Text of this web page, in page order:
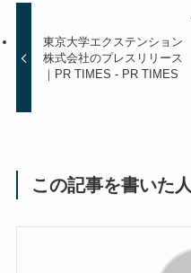
東京大学エクステンション
株式会社のプレスリリース
｜PR TIMES - PR TIMES
この記事を書いた人